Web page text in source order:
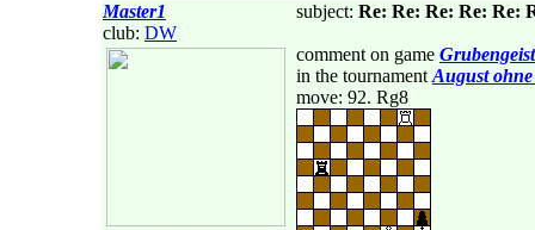
Master1
club: DW
subject: Re: Re: Re: Re: Re:
comment on game Grubengeist
in the tournament August
move: 92. Rg8